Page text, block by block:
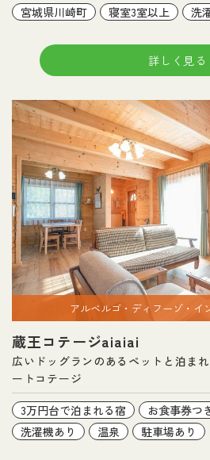
宮城県川崎町
寝室3室以上 洗
詳しく見る
アルベルゴ・ディフーゾ・イ
蔵王コテージaiaiai
広いドッグランのあるペットと泊ま
ートコテージ
3万円台で泊まれる宿
お食事券つ
洗濯機あり
温泉 駐車場あり